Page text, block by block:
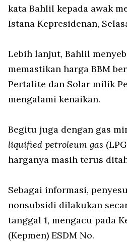
kata Bahlil kepada awak
Istana Kepresidenan,
Lebih lanjut, Bahlil
memastikan harga BBM
Pertalite dan Solar milik
mengalami kenaikan.
Begitu juga dengan gas
liquified petroleum gas
harganya masih terus
Sebagai informasi,
nonsubsidi dilakukan
tanggal 1, mengacu pada
(Kepmen) ESDM No.